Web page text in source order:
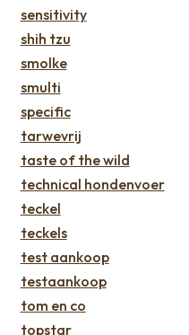
sensitivity
shih tzu
smolke
smulti
specific
tarwevrij
taste of the wild
technical hondenvoer
teckel
teckels
test aankoop
testaankoop
tom en co
topstar